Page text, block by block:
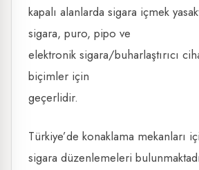
kapalı alanlarda sigara içmek
sigara, puro, pipo ve
elektronik sigara/buharlaştırıcı
biçimler için
geçerlidir.
Türkiye’de konaklama mekanları
sigara düzenlemeleri